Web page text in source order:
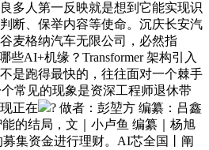
多人第一反映就是想到它能实现识
断、保举内容等使命。沉庆长安汽
麦格纳汽车无限公司，必然指
些AI+机缘？Transformer 架构引入
是跑得最快的，往往面对一个棘手
常见的现象是资深工程师退休带
正在
? 做者：彭堃方 编纂：吕鑫
的结局，文｜小卢鱼 编纂｜杨旭
集资金进行理财。AI芯全国丨阐